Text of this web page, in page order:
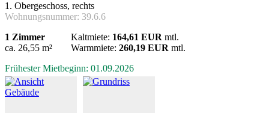
1. Obergeschoss, rechts
Wohnungsnummer: 39.6.6
1 Zimmer
ca. 26,55 m²
Kaltmiete: 164,61 EUR mtl.
Warmmiete: 260,19 EUR mtl.
Frühester Mietbeginn: 01.09.2026